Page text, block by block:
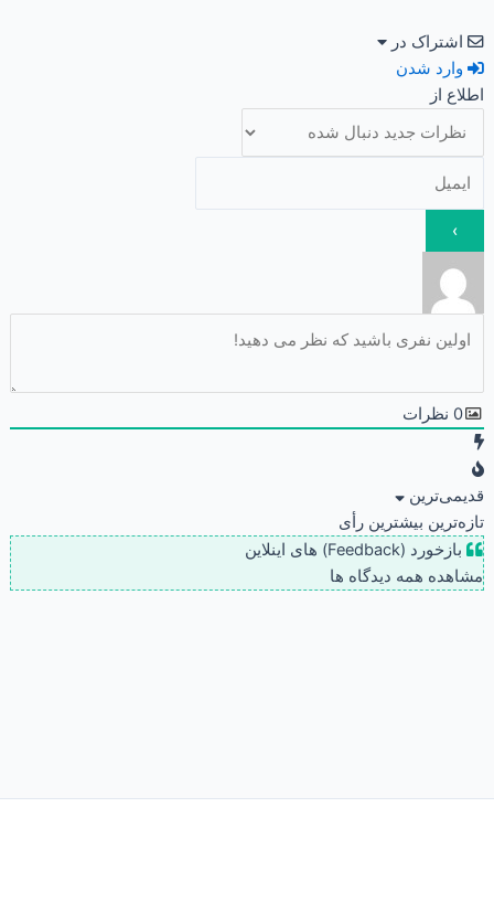
اشتراک در
وارد شدن
اطلاع از
0 نظرات
قدیمی‌ترین
تازه‌ترین بیشترین رأی
بازخورد (Feedback) های اینلاین
مشاهده همه دیدگاه ها